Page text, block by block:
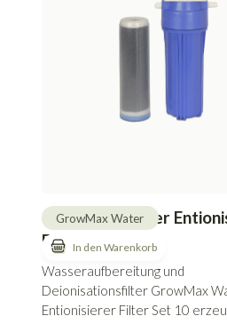
GrowMax Water
GrowMax Water
Filter Set 10
Wasseraufbereitung und
Deionisationsfilter GrowMax
Entionisierer Filter Set 10